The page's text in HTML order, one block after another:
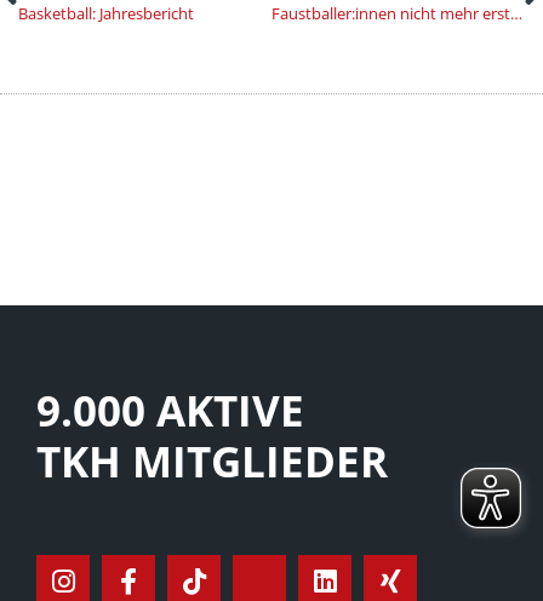
Basketball: Jahresbericht Faustballer:innen nicht mehr erstklassig
9.000 AKTIVE
TKH MITGLIEDER